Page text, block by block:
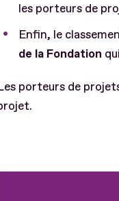
les porteurs de
Enfin, le
de la Fondation
porteurs de